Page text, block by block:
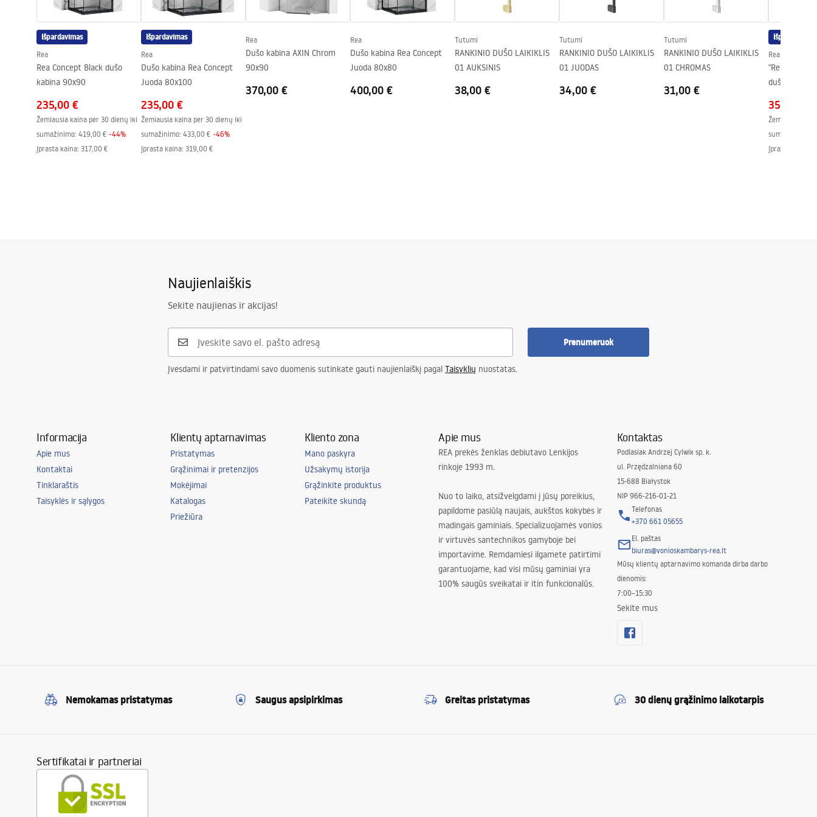
Slėgio reguliavimas
Taip
Anti-Calc sistema
Taip
Dengimo technologija
Jungčių atstumas
150
mm
Garantija
Išpardavimas
Rea
Rea Concept Black dušo
kabina 90x90
235,00 €
Žemiausia kaina per 30 dienų iki
sumažinimo: 419,00 € -44%
Įprasta kaina: 317,00 €
Išpardavimas
Rea
Dušo kabina Rea Concept
Juoda 80x100
235,00 €
Žemiausia kaina per 30 dienų iki
sumažinimo: 433,00 € -46%
Įprasta kaina: 319,00 €
Rea
Dušo kabina AXIN Chrom
90x90
370,00 €
Rea
Dušo kabina Rea Concept
Juoda 80x80
400,00 €
Tutumi
RANKINIO DUŠO LAIKIKLIS
01 AUKSINIS
38,00 €
Tutumi
RANKINIO DUŠO LAIKIKLIS
01 JUODAS
34,00 €
Tutumi
RANKINIO DUŠO LAIKIKLIS
01 CHROMAS
31,00 €
Išpardavimas
Rea
"Rea Aero
dušo
357,00 €
Žemiausia
sumažinimo:
Įprasta kaina
Naujienlaiškis
Sekite naujienas ir akcijas!
Prenumeruok
Įvesdami ir patvirtindami savo duomenis sutinkate gauti naujienlaiškį pagal Taisyklių nuostatas.
Informacija
Apie mus
Kontaktai
Tinklaraštis
Taisyklės ir sąlygos
Klientų aptarnavimas
Pristatymas
Grąžinimai ir pretenzijos
Mokėjimai
Katalogas
Priežiūra
Kliento zona
Mano paskyra
Užsakymų istorija
Grąžinkite produktus
Pateikite skundą
Apie mus
REA prekės ženklas debiutavo Lenkijos
rinkoje 1993 m.
Nuo to laiko, atsižvelgdami į jūsų poreikius,
papildome pasiūlą naujais, aukštos kokybės ir
madingais gaminiais. Specializuojamės vonios
ir virtuvės santechnikos gamyboje bei
importavime. Remdamiesi ilgamete patirtimi
garantuojame, kad visi mūsų gaminiai yra
100% saugūs sveikatai ir itin funkcionalūs.
Kontaktas
Podlasiak Andrzej Cylwik sp. k.
ul. Przędzalniana 60
15-688 Białystok
NIP 966-216-01-21
Telefonas
+370 661 05655
El. paštas
biuras@vonioskambarys-rea.lt
Mūsų klientų aptarnavimo komanda dirba darbo
dienomis:
7:00–15:30
Sekite mus
Nemokamas pristatymas Saugus apsipirkimas Greitas pristatymas 30 dienų grąžinimo laikotarpis
Sertifikatai ir partneriai